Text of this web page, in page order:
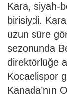
Kara, siyah-
birisiydi.
uzun süre
sezonunda
direktörlüğe
Kocaelispor
Kanada’nın